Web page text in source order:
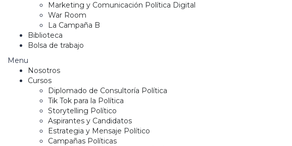
Marketing y Comunicación Política Digital
War Room
La Campaña B
Biblioteca
Bolsa de trabajo
Menu
Nosotros
Cursos
Diplomado de Consultoría Política
Tik Tok para la Política
Storytelling Político
Aspirantes y Candidatos
Estrategia y Mensaje Político
Campañas Políticas